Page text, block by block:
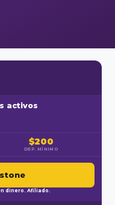
activos
$200
DEP. MÍNIMO
dinero. Afiliado.